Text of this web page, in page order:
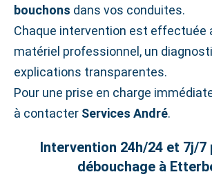
bouchons dans vos conduites.
Chaque intervention est effectuée
matériel professionnel, un
explications transparentes.
Pour une prise en charge
à contacter Services André.
Intervention 24h/24 et 7j/7
débouchage à